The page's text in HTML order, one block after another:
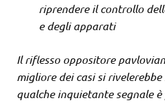
riprendere il controllo
e degli apparati
Il riflesso oppositore
migliore dei casi si
qualche inquietante segnale